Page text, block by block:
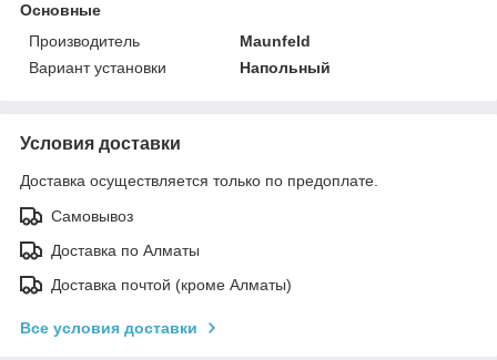
Основные
Производитель
Maunfeld
Вариант установки
Напольный
Условия доставки
Доставка осуществляется только по предоплате.
Самовывоз
Доставка по Алматы
Доставка почтой (кроме Алматы)
Все условия доставки